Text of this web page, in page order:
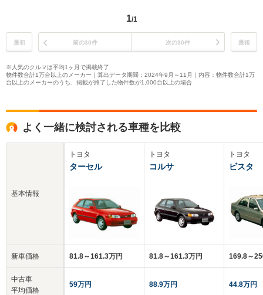
キー ルーフレール
1/1
最初 前の30件 次の30件 最後
※人気のクルマは平均1ヶ月で掲載終了
物件数合計1万台以上のメーカー｜算出データ期間：2024年9月～11月｜内容：物件数合計1万
台以上のメーカーのうち、掲載が終了した物件数が1,000台以上の場合
よく一緒に検討される車種を比較
基本情報
新車価格
中古車
平均価格
トヨタ
ターセル
81.8～161.3万円
59万円
トヨタ
コルサ
81.8～161.3万円
88.9万円
トヨタ
ビスタ
169.8～
44.8万円